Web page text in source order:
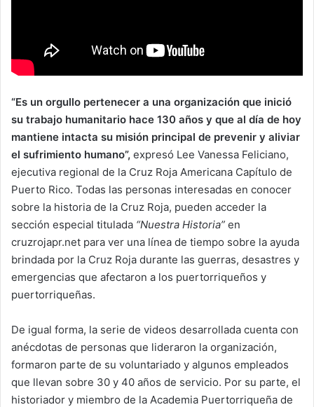
“Es un orgullo pertenecer a una organización que inició
su trabajo humanitario hace 130 años y que al día de hoy
mantiene intacta su misión principal de prevenir y aliviar
el sufrimiento humano”, expresó Lee Vanessa Feliciano,
ejecutiva regional de la Cruz Roja Americana Capítulo de
Puerto Rico. Todas las personas interesadas en conocer
sobre la historia de la Cruz Roja, pueden acceder la
sección especial titulada “Nuestra Historia” en
cruzrojapr.net para ver una línea de tiempo sobre la ayuda
brindada por la Cruz Roja durante las guerras, desastres y
emergencias que afectaron a los puertorriqueños y
puertorriqueñas.
De igual forma, la serie de videos desarrollada cuenta con
anécdotas de personas que lideraron la organización,
formaron parte de su voluntariado y algunos empleados
que llevan sobre 30 y 40 años de servicio. Por su parte, el
historiador y miembro de la Academia Puertorriqueña de